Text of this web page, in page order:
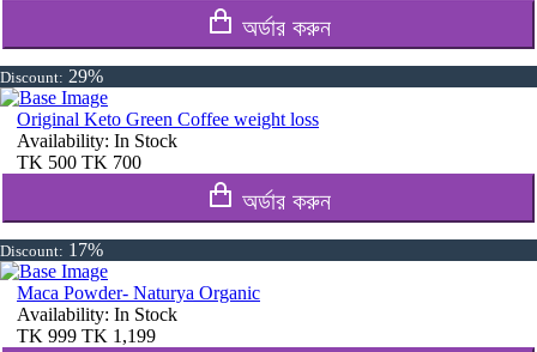
অর্ডার করুন
Discount: 29%
Original Keto Green Coffee weight loss
Availability: In Stock
TK 500 TK 700
অর্ডার করুন
Discount: 17%
Maca Powder- Naturya Organic
Availability: In Stock
TK 999 TK 1,199